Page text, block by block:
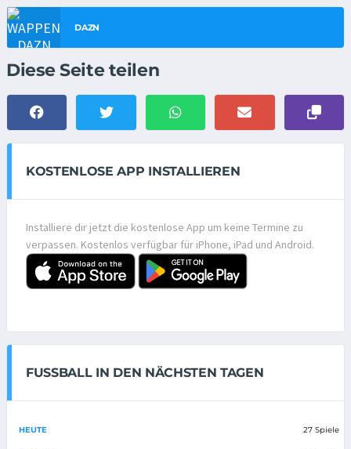
DAZN
Diese Seite teilen
KOSTENLOSE APP INSTALLIEREN
Installiere dir jetzt die kostenlose App um keine Termine zu
verpassen. Kostenlos verfügbar für iPhone, iPad und Android.
FUSSBALL IN DEN NÄCHSTEN TAGEN
HEUTE 27 Spiele